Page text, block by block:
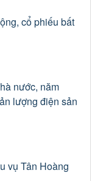
cổ phiếu bất
nước, năm
lượng điện sản
vụ Tân Hoàng